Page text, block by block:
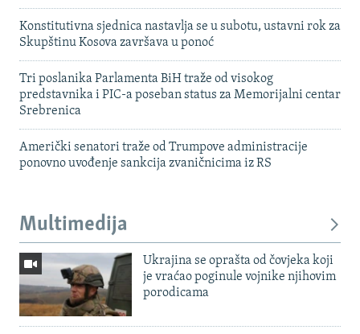
Konstitutivna sjednica nastavlja se u subotu, ustavni rok za
Skupštinu Kosova završava u ponoć
Tri poslanika Parlamenta BiH traže od visokog
predstavnika i PIC-a poseban status za Memorijalni centar
Srebrenica
Američki senatori traže od Trumpove administracije
ponovno uvođenje sankcija zvaničnicima iz RS
Multimedija
Ukrajina se oprašta od čovjeka koji
je vraćao poginule vojnike njihovim
porodicama